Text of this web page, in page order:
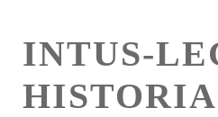
INTUS-
HISTORIA